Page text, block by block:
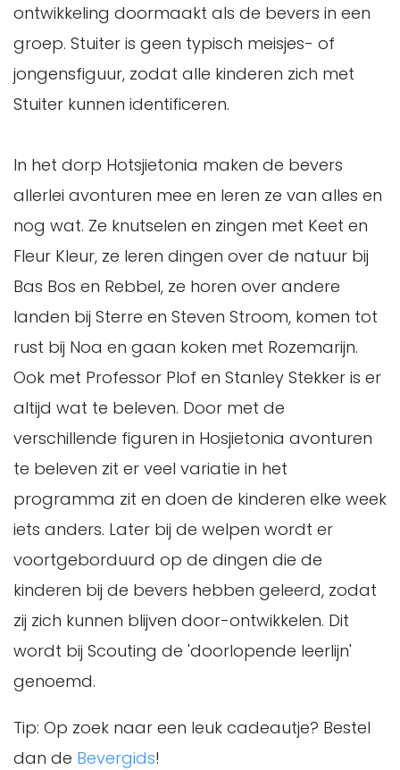
ontwikkeling doormaakt als de bevers in een
groep. Stuiter is geen typisch meisjes- of
jongensfiguur, zodat alle kinderen zich met
Stuiter kunnen identificeren.
In het dorp Hotsjietonia maken de bevers
allerlei avonturen mee en leren ze van alles en
nog wat. Ze knutselen en zingen met Keet en
Fleur Kleur, ze leren dingen over de natuur bij
Bas Bos en Rebbel, ze horen over andere
landen bij Sterre en Steven Stroom, komen tot
rust bij Noa en gaan koken met Rozemarijn.
Ook met Professor Plof en Stanley Stekker is er
altijd wat te beleven. Door met de
verschillende figuren in Hosjietonia avonturen
te beleven zit er veel variatie in het
programma zit en doen de kinderen elke week
iets anders. Later bij de welpen wordt er
voortgeborduurd op de dingen die de
kinderen bij de bevers hebben geleerd, zodat
zij zich kunnen blijven door-ontwikkelen. Dit
wordt bij Scouting de 'doorlopende leerlijn'
genoemd.
Tip: Op zoek naar een leuk cadeautje? Bestel
dan de Bevergids!